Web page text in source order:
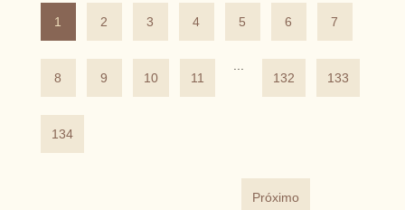
1 2 3 4 5 6 7
8 9 10 11
132
133
134
Próximo